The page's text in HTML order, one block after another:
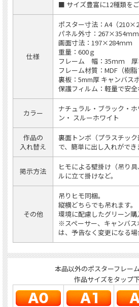
■ サイズ豊富に12種類をご
仕様
ポスター寸法：A4（
パネル外寸：267×354ｍｍ
画面寸法：197×284ｍｍ
重量：600ｇ
フレーム 幅：35ｍｍ 厚
フレーム材質：MDF（樹脂
裏板：5mm厚 キャンバス
保護フィルム：軽量で安全
カラー
ナチュラル・ブラック・
ン・ スルーホワイト
作品の
入れ替え
裏面トンボ（プラスチッ
で、簡単に出し入れができ
掲示方法
ヒモによる壁掛け（吊り
ルに立て掛けなど。
その他
吊りヒモ同梱。
縦横どちらでも吊れます。
環境に配慮したグリーン購
※スペーサー、キャンバ
は、予告なく変更になる場
本品以外のポスターフレー
作品サイズをタップ